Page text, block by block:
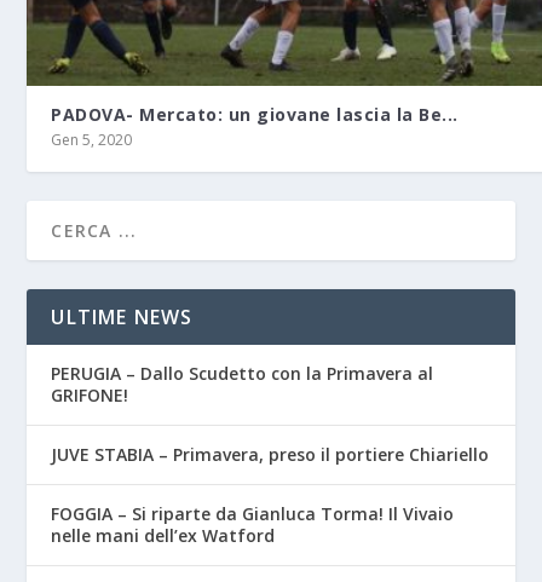
PADOVA- Mercato: un giovane lascia la Be...
Gen 5, 2020
ULTIME NEWS
PERUGIA – Dallo Scudetto con la Primavera al
GRIFONE!
JUVE STABIA – Primavera, preso il portiere Chiariello
FOGGIA – Si riparte da Gianluca Torma! Il Vivaio
nelle mani dell’ex Watford